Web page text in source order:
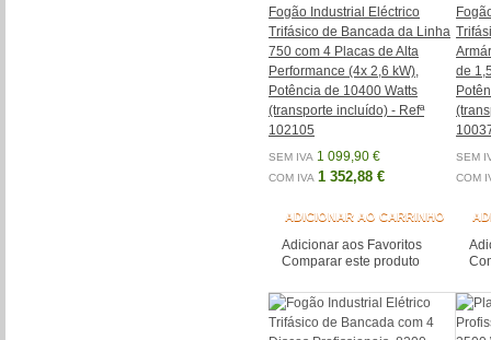
Fogão Industrial Eléctrico
Trifásico de Bancada da Linha
750 com 4 Placas de Alta
Performance (4x 2,6 kW),
Potência de 10400 Watts
(transporte incluído) - Refª
102105
SEM IVA 1 099,90 €
COM IVA 1 352,88 €
ADICIONAR AO CARRINHO
Adicionar aos Favoritos
Comparar este produto
de
SEM
COM